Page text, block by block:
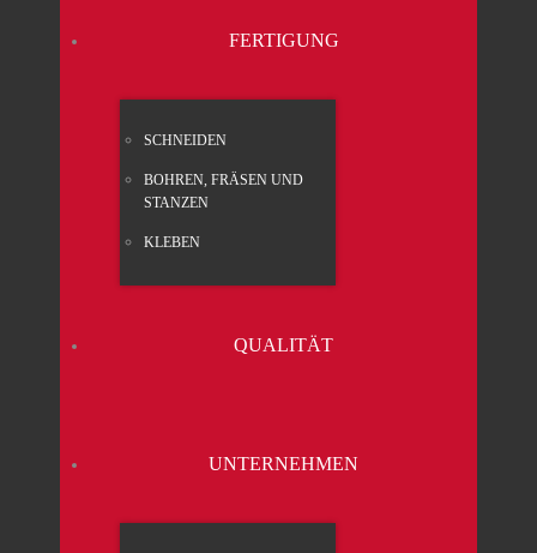
FER­TI­GUNG
SCHNEI­DEN
BOH­REN, FRÄ­SEN UND
STAN­ZEN
KLE­BEN
QUA­LI­TÄT
UNTER­NEH­MEN